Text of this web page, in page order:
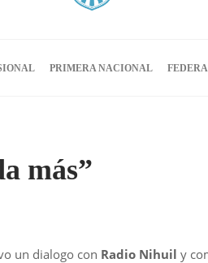
PRIMERA NACIONAL
más”
un dialogo con Radio Nihuil y